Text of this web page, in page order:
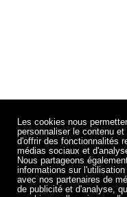
Les cookies nous
personnaliser le contenu et
d'offrir des fonctionnalités
médias sociaux et
Nous partageons
informations sur
avec nos partenaires de
de publicité et d'analyse,